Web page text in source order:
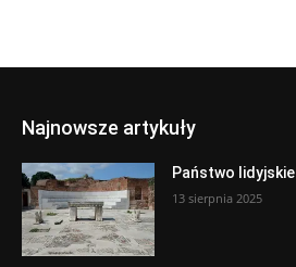
Najnowsze artykuły
Państwo lidyjskie
13 sierpnia 2025